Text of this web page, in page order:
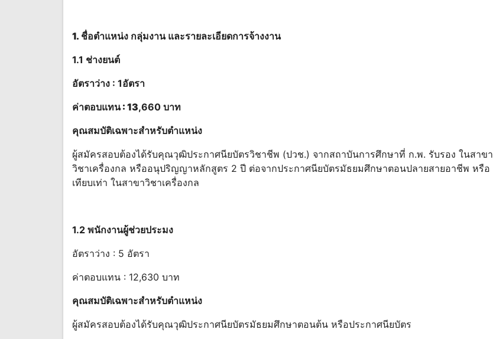
1. ชื่อตําแหน่ง กลุ่มงาน และรายละเอียดการจ้างงาน
1.1 ช่างยนต์
อัตราว่าง : 1อัตรา
ค่าตอบแทน: 13,660 บาท
คุณสมบัติเฉพาะสําหรับตําแหน่ง
ผู้สมัครสอบต้องได้รับคุณวุฒิประกาศนียบัตรวิชาชีพ (ปวช.) จากสถาบันการศึกษาที่ ก.พ. รับรอง ในสาขา
วิชาเครื่องกล หรืออนุปริญญาหลักสูตร 2 ปี ต่อจากประกาศนียบัตรมัธยมศึกษาตอนปลายสายอาชีพ หรือ
เทียบเท่า ในสาขาวิชาเครื่องกล
1.2 พนักงานผู้ช่วยประมง
อัตราว่าง : 5 อัตรา
ค่าตอบแทน : 12,630 บาท
คุณสมบัติเฉพาะสําหรับตําแหน่ง
ผู้สมัครสอบต้องได้รับคุณวุฒิประกาศนียบัตรมัธยมศึกษาตอนต้น หรือประกาศนียบัตร